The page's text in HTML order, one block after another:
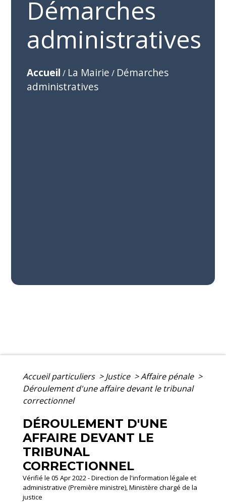
Démarches
administratives
Accueil / La Mairie / Démarches
administratives
Accueil particuliers > Justice >Affaire pénale >
Déroulement d'une affaire devant le tribunal
correctionnel
DÉROULEMENT D'UNE
AFFAIRE DEVANT LE
TRIBUNAL
CORRECTIONNEL
Vérifié le 05 Apr 2022 - Direction de l'information légale et
administrative (Première ministre), Ministère chargé de la
justice